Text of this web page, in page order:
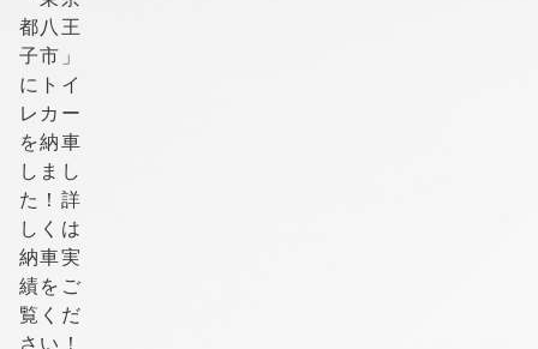
都八王
子市」
にトイ
レカー
を納車
しまし
た！詳
しくは
納車実
績をご
覧くだ
さい！